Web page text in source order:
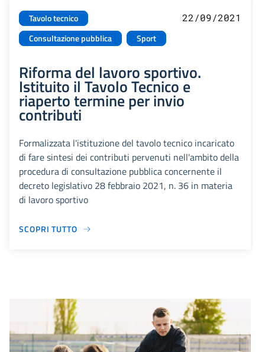
Tavolo tecnico
Consultazione pubblica
Sport
22/09/2021
Riforma del lavoro sportivo.
Istituito il Tavolo Tecnico e
riaperto termine per invio
contributi
Formalizzata l'istituzione del tavolo tecnico incaricato
di fare sintesi dei contributi pervenuti nell'ambito della
procedura di consultazione pubblica concernente il
decreto legislativo 28 febbraio 2021, n. 36 in materia
di lavoro sportivo
SCOPRI TUTTO